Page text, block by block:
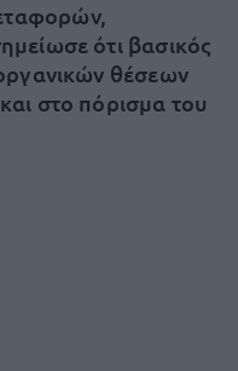
ότι βασικός
θέσεων
στο πόρισμα του